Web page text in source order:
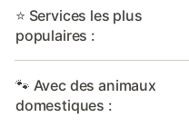
⭐ Services les plus
populaires :
🐾 Avec des animaux
domestiques :